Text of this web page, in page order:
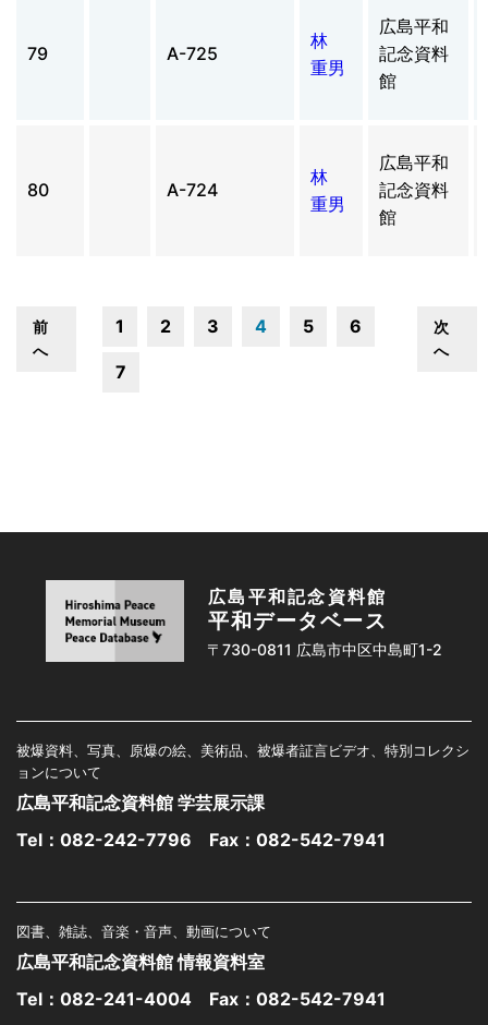
79 A-725
林
重男
広島平和
記念資料
館
80 A-724
林
重男
広島平和
記念資料
館
前
へ
1 2 3 4 5 6
7
次
へ
広島平和記念資料館
平和データベース
〒730-0811 広島市中区中島町1-2
被爆資料、写真、原爆の絵、美術品、被爆者証言ビデオ、特別コレクシ
ョンについて
広島平和記念資料館 学芸展示課
Tel： 082-242-7796 Fax：082-542-7941
図書、雑誌、音楽・音声、動画について
広島平和記念資料館 情報資料室
Tel： 082-241-4004 Fax：082-542-7941